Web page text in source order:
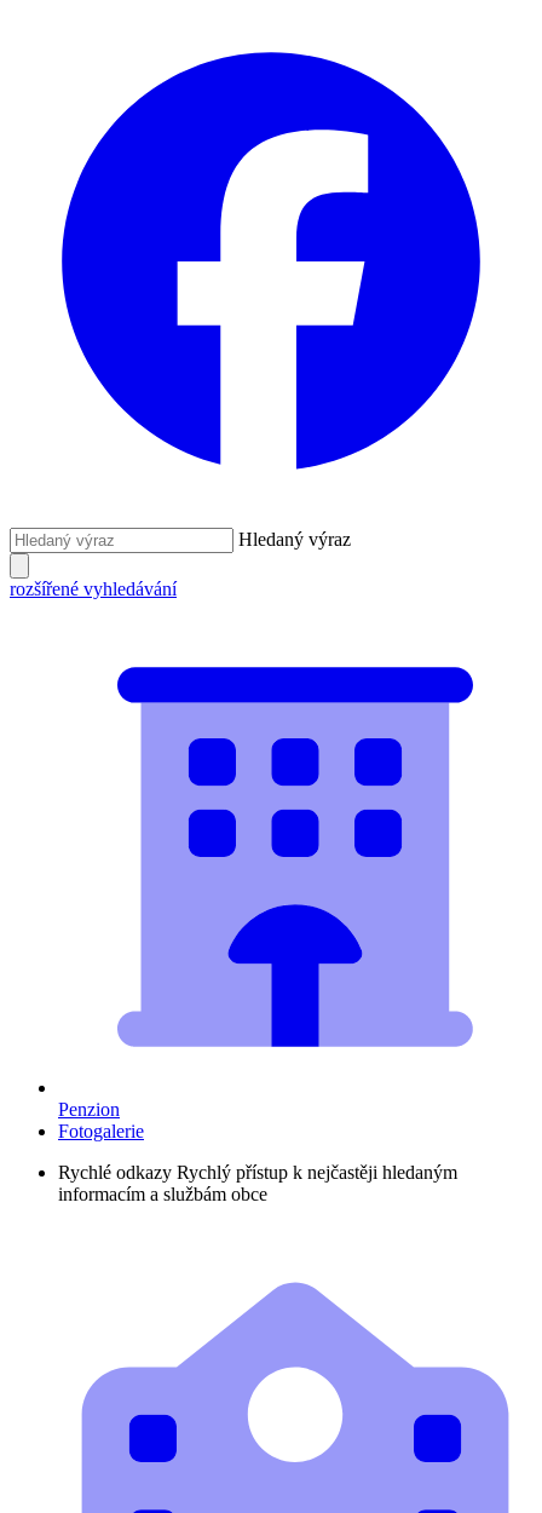
Hledaný výraz
rozšířené vyhledávání
Penzion
Fotogalerie
Rychlé odkazy Rychlý přístup k nejčastěji hledaným
informacím a službám obce